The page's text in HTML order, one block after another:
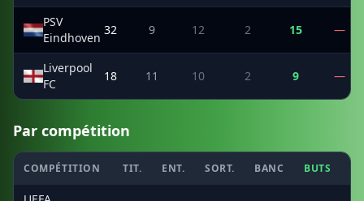
PSV
Eindhoven
32 9 12 2 15 —
Liverpool
FC
18 11 10 2 9 —
Par compétition
COMPÉTITION TIT. ENT. SORT. BANC BUTS